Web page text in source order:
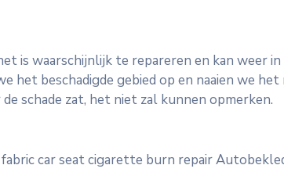
is waarschijnlijk te repareren en kan weer
het beschadigde gebied op en naaien we
schade zat, het niet zal kunnen opmerken.